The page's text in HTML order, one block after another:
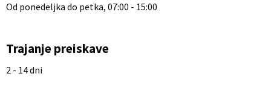
Od ponedeljka do petka, 07:00 - 15:00
Trajanje preiskave
2 - 14 dni